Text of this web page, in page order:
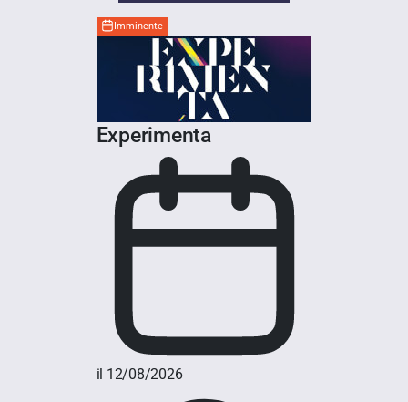
Imminente
Experimenta
il 12/08/2026